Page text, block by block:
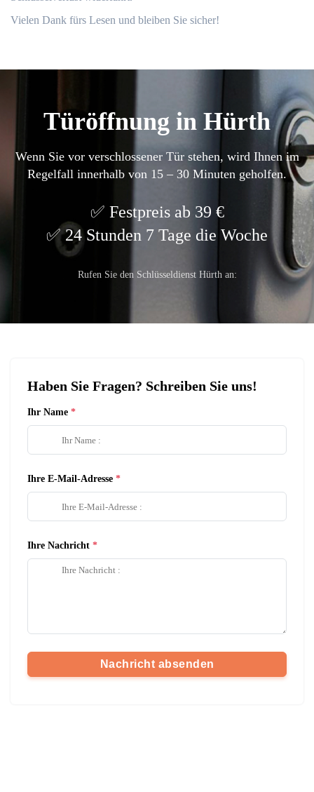
Vielen Dank fürs Lesen und bleiben Sie sicher!​
Türöffnung in Hürth
Wenn Sie vor verschlossener Tür stehen, wird Ihnen im
Regelfall innerhalb von 15 – 30 Minuten geholfen.
Festpreis ab 39 €
24 Stunden 7 Tage die Woche
Rufen Sie den Schlüsseldienst Hürth an:
Haben Sie Fragen? Schreiben Sie uns!
Ihr Name
Ihre E-Mail-Adresse
Ihre Nachricht
Nachricht absenden